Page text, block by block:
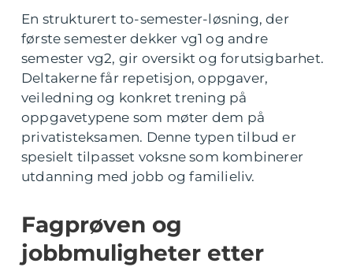
En strukturert to-semester-løsning, der
første semester dekker vg1 og andre
semester vg2, gir oversikt og forutsigbarhet.
Deltakerne får repetisjon, oppgaver,
veiledning og konkret trening på
oppgavetypene som møter dem på
privatisteksamen. Denne typen tilbud er
spesielt tilpasset voksne som kombinerer
utdanning med jobb og familieliv.
Fagprøven og
jobbmuligheter etter